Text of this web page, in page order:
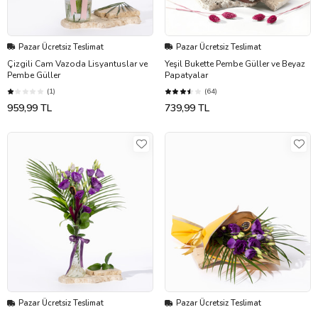
Pazar Ücretsiz Teslimat
Çizgili Cam Vazoda Lisyantuslar ve
Pembe Güller
(1)
959,99 TL
Pazar Ücretsiz Teslimat
Yeşil Bukette Pembe Güller ve Beyaz
Papatyalar
(64)
739,99 TL
Pazar Ücretsiz Teslimat Pazar Ücretsiz Teslimat